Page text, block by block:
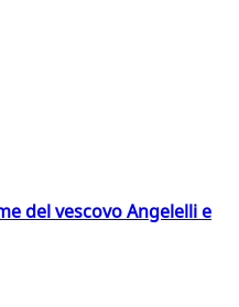
del vescovo Angelelli e